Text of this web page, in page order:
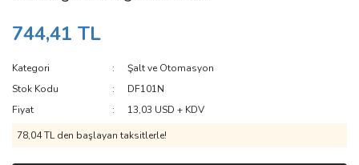
744,41 TL
Kategori
Şalt ve Otomasyon
Stok Kodu
DF101N
Fiyat
13,03 USD + KDV
78,04 TL den başlayan taksitlerle!